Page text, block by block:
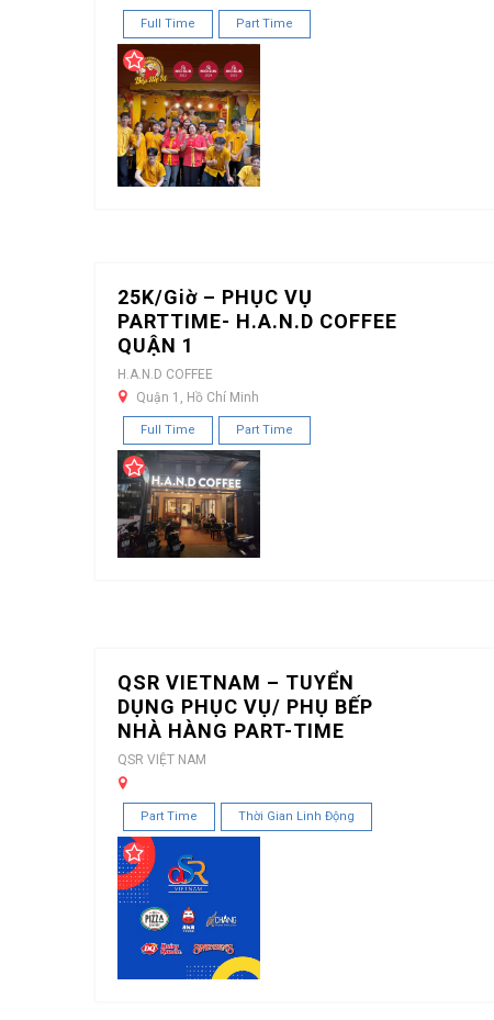
Full Time Part Time
25K/Giờ – PHỤC VỤ
PARTTIME- H.A.N.D COFFEE
QUẬN 1
H.A.N.D COFFEE
Quận 1, Hồ Chí Minh
Full Time Part Time
QSR VIETNAM – TUYỂN
DỤNG PHỤC VỤ/ PHỤ BẾP
NHÀ HÀNG PART-TIME
QSR VIỆT NAM
Part Time Thời Gian Linh Động